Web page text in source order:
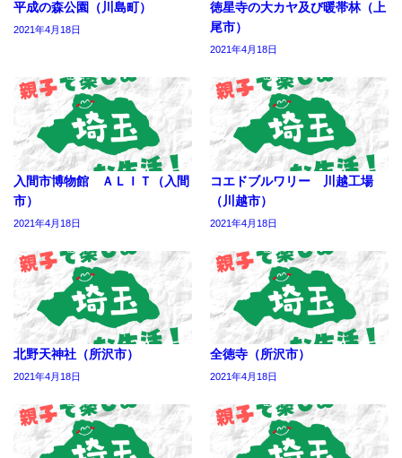
平成の森公園（川島町）
2021年4月18日
徳星寺の大カヤ及び暖帯林（上
尾市）
2021年4月18日
入間市博物館 ＡＬＩＴ（入間
市）
2021年4月18日
コエドブルワリー 川越工場
（川越市）
2021年4月18日
北野天神社（所沢市）
2021年4月18日
全徳寺（所沢市）
2021年4月18日